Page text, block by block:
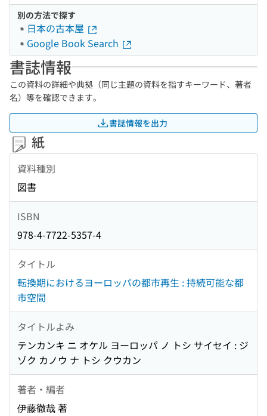
別の方法で探す
日本の古本屋
Google Book Search
書誌情報
この資料の詳細や典拠（同じ主題の資料を指すキーワード、著者
名）等を確認できます。
書誌情報を出力
紙
資料種別
図書
ISBN
978-4-7722-5357-4
タイトル
転換期におけるヨーロッパの都市再生 : 持続可能な都
市空間
タイトルよみ
テンカンキ ニ オケル ヨーロッパ ノ トシ サイセイ : ジ
ゾク カノウ ナ トシ クウカン
著者・編者
伊藤徹哉 著